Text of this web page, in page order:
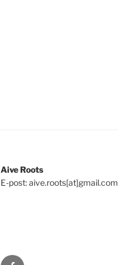
Aive Roots
E-post: aive.roots[at]gmail.com
Facebook